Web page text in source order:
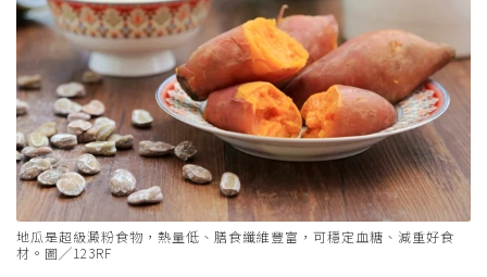
地瓜是超級澱粉食物，熱量低、膳食纖維豐富，可穩定血糖、減重好食
材。圖╱123RF